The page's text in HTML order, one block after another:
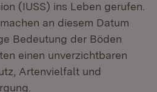
(IUSS) ins Leben gerufen.
an diesem Datum
Bedeutung der Böden
einen unverzichtbaren
Artenvielfalt und